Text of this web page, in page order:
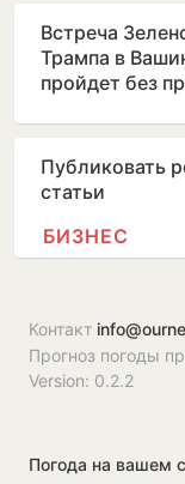
Встреча
Трампа в
пройдет без
Публиковать
статьи
БИЗНЕС
Контакт
Прогноз погоды
Version: 0.2.2
Погода на вашем